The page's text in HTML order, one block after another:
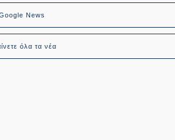
News
όλα τα νέα